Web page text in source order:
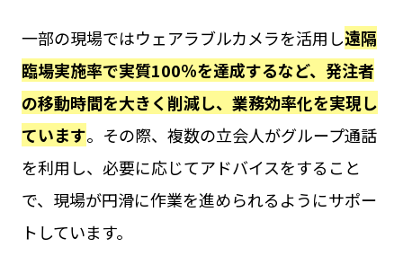
一部の現場ではウェアラブルカメラを活用し遠隔
臨場実施率で実質100％を達成するなど、発注者
の移動時間を大きく削減し、業務効率化を実現し
ています。その際、複数の立会人がグループ通話
を利用し、必要に応じてアドバイスをすること
で、現場が円滑に作業を進められるようにサポー
トしています。